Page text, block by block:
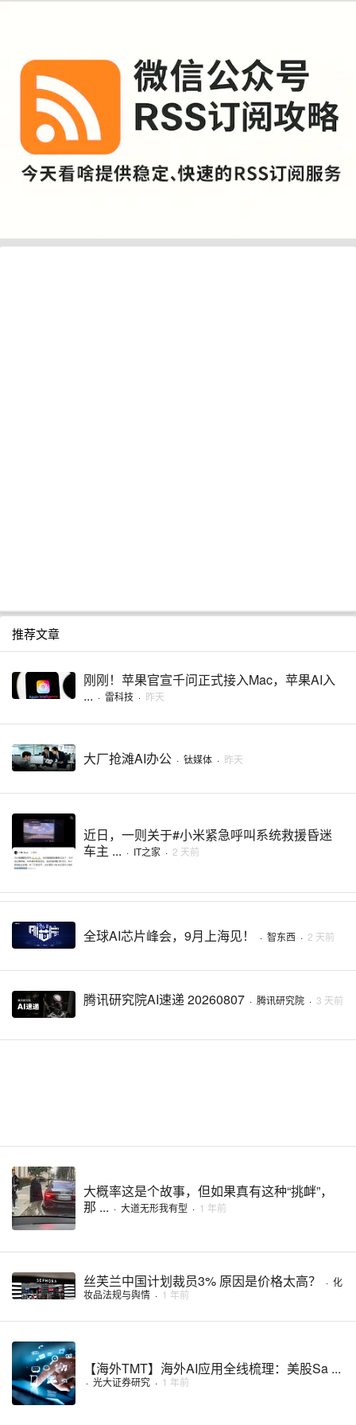
推荐文章
刚刚！苹果官宣千问正式接入Mac，苹果AI入
... · 雷科技 · 昨天
大厂抢滩AI办公 · 钛媒体 · 昨天
近日，一则关于#小米紧急呼叫系统救援昏迷
车主 ... · IT之家 · 2 天前
全球AI芯片峰会，9月上海见！ · 智东西 · 2 天前
腾讯研究院AI速递 20260807 · 腾讯研究院 · 3 天前
大概率这是个故事，但如果真有这种“挑衅”，
那 ... · 大道无形我有型 · 1 年前
丝芙兰中国计划裁员3% 原因是价格太高？ · 化
妆品法规与舆情 · 1 年前
【海外TMT】海外AI应用全线梳理：美股Sa ...
· 光大证券研究 · 1 年前